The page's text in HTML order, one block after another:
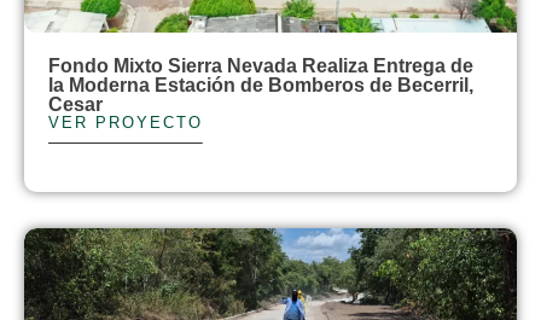
Fondo Mixto Sierra Nevada Realiza Entrega de
la Moderna Estación de Bomberos de Becerril,
Cesar
VER PROYECTO